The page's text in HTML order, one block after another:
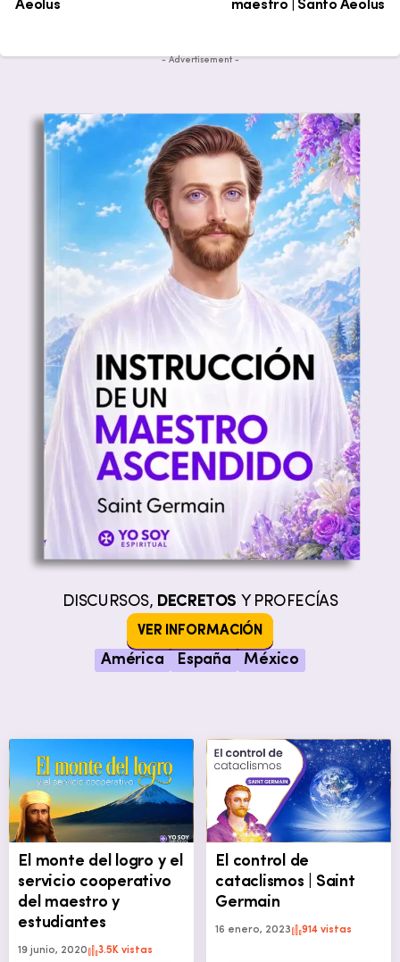
Aeolus maestro | Santo Aeolus
- Advertisement -
DISCURSOS, DECRETOS Y PROFECÍAS
VER INFORMACIÓN
América España México
El monte del logro y el
servicio cooperativo
del maestro y
estudiantes
19 junio, 2020 3.5K vistas
El control de
cataclismos | Saint
Germain
16 enero, 2023 914 vistas